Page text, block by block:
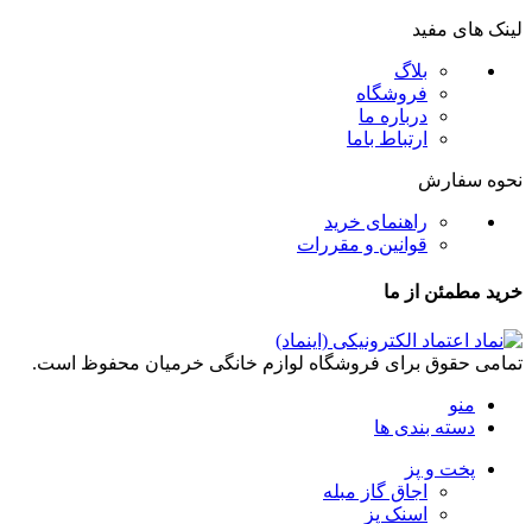
لینک های مفید
بلاگ
فروشگاه
درباره ما
ارتباط باما
نحوه سفارش
راهنمای خرید
قوانین و مقررات
خرید مطمئن از ما
تمامی حقوق برای فروشگاه لوازم خانگی خرمیان محفوظ است.
منو
دسته بندی ها
پخت و پز
اجاق گاز مبله
اسنک پز